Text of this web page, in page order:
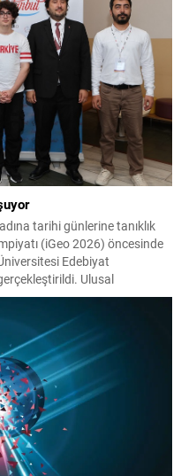
tarihi günlerine tanıklık
(iGeo 2026) öncesinde
Edebiyat
Ulusal
dijital medya kuruluşları ve
gösterdiği toplantıda,
biri olan...